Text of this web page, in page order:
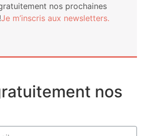
nos pro­chaines
Je m’ins­cris aux newsletters.
nos